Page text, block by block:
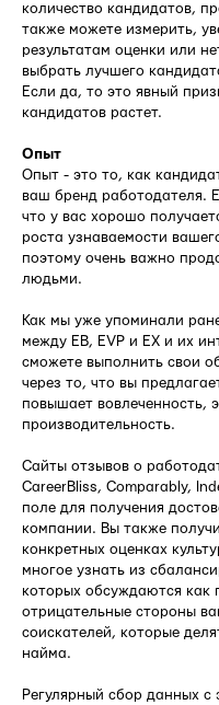
количество кандидатов,
также можете измерить,
результатам оценки или
выбрать лучшего
Если да, то это явный
кандидатов растет.
Опыт
Опыт - это то, как
ваш бренд работодателя.
что у вас хорошо
роста узнаваемости
поэтому очень важно
людьми.
Как мы уже упоминали
между EB, EVP и EX и их
сможете выполнить свои
через то, что вы
повышает вовлеченность,
производительность.
Сайты отзывов о
CareerBliss, Comparably,
поле для получения
компании. Вы также
конкретных оценках
многое узнать из
которых обсуждаются как
отрицательные стороны
соискателей, которые
найма.
Регулярный сбор данных